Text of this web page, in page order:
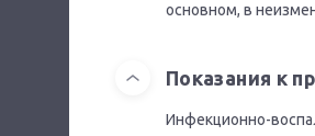
основном, в
Показания к
Инфекционно-